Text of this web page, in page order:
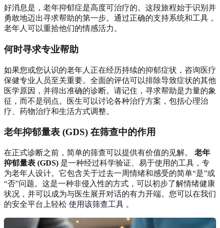
好消息是，老年抑郁症是高度可治疗的。这段旅程始于识别并
勇敢地迈出寻求帮助的第一步。通过正确的支持系统和工具，
老年人可以重拾他们的情感活力。
何时寻求专业帮助
如果您或您认识的老年人正在经历持续的抑郁症状，咨询医疗
保健专业人员至关重要。全面的评估可以排除导致症状的其他
医学原因，并得出准确的诊断。请记住，寻求帮助是力量的象
征，而不是弱点。医生可以讨论各种治疗方案，包括心理治
疗、药物治疗和生活方式调整。
老年抑郁量表 (GDS) 在筛查中的作用
在正式诊断之前，简单的筛查可以提供有价值的见解。 老年
抑郁量表 (GDS) 是一种经过科学验证、易于使用的工具，专
为老年人设计。它包含关于过去一周情绪和感受的简单“是”或
“否”问题。这是一种非侵入性的方式，可以初步了解情绪健康
状况，并可以成为与医生展开对话的有力开端。您可以在我们
的安全平台上轻松 使用该筛查工具 。